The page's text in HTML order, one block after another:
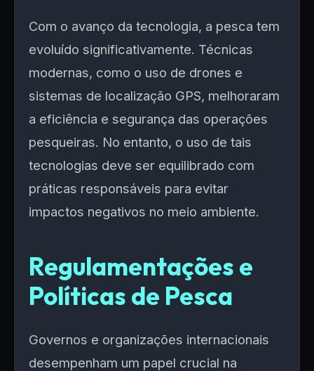
Com o avanço da tecnologia, a pesca tem
evoluído significativamente. Técnicas
modernas, como o uso de drones e
sistemas de localização GPS, melhoraram
a eficiência e segurança das operações
pesqueiras. No entanto, o uso de tais
tecnologias deve ser equilibrado com
práticas responsáveis para evitar
impactos negativos no meio ambiente.
Regulamentações e
Políticas de Pesca
Governos e organizações internacionais
desempenham um papel crucial na